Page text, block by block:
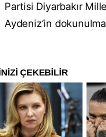
Partisi Diyarbakır
Aydeniz’in